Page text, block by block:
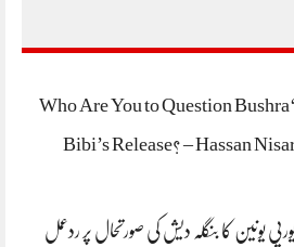
‘Who Are You to Question Bushra
Bibi’s Release? – Hassan
یونین کا بنگلہ دیش کی صورتحال پر ردعمل